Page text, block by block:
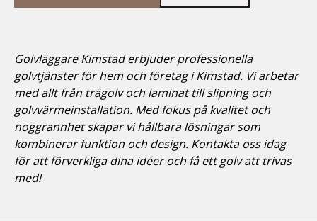
Golvläggare Kimstad erbjuder professionella
golvtjänster för hem och företag i Kimstad. Vi arbetar
med allt från trägolv och laminat till slipning och
golvvärmeinstallation. Med fokus på kvalitet och
noggrannhet skapar vi hållbara lösningar som
kombinerar funktion och design. Kontakta oss idag
för att förverkliga dina idéer och få ett golv att trivas
med!